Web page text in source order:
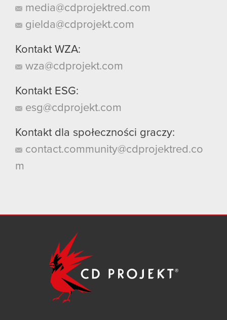
media@cdprojektred.com
gielda@cdprojekt.com
Kontakt WZA:
wza@cdprojekt.com
Kontakt ESG:
esg@cdprojekt.com
Kontakt dla społeczności graczy:
contact.community@cdprojektred.co
m